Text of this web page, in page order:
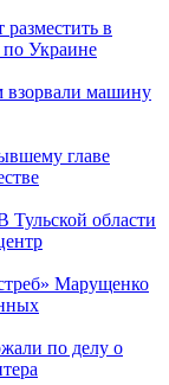
в
по Украине
взорвали машину
главе
Тульской области
Марущенко
по делу о